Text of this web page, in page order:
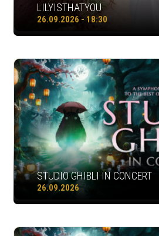
LILYISTHATYOU
26.09.2026 - 18:30
STUDIO GHIBLI IN CONCERT
26.09.2026